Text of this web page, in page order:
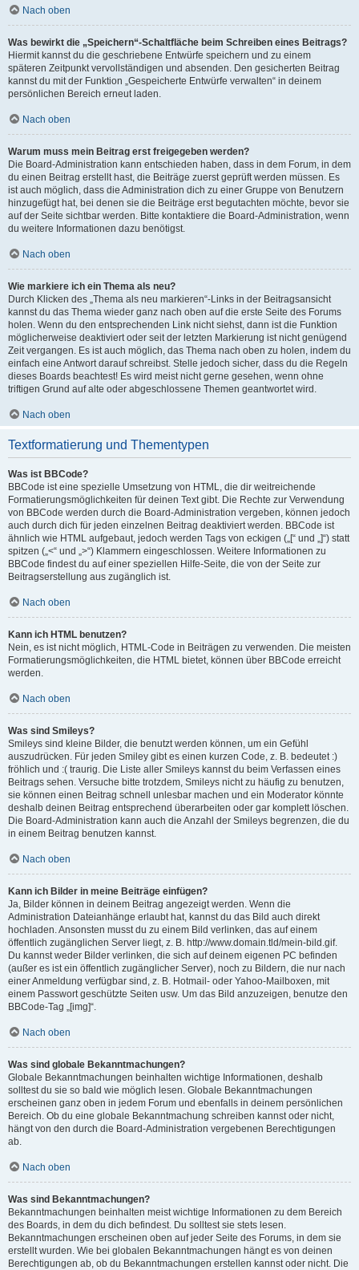
Nach oben
Was bewirkt die „Speichern“-Schaltfläche beim Schreiben eines Beitrags?
Hiermit kannst du die geschriebene Entwürfe speichern und zu einem
späteren Zeitpunkt vervollständigen und absenden. Den gesicherten Beitrag
kannst du mit der Funktion „Gespeicherte Entwürfe verwalten“ in deinem
persönlichen Bereich erneut laden.
Nach oben
Warum muss mein Beitrag erst freigegeben werden?
Die Board-Administration kann entschieden haben, dass in dem Forum, in dem
du einen Beitrag erstellt hast, die Beiträge zuerst geprüft werden müssen. Es
ist auch möglich, dass die Administration dich zu einer Gruppe von Benutzern
hinzugefügt hat, bei denen sie die Beiträge erst begutachten möchte, bevor sie
auf der Seite sichtbar werden. Bitte kontaktiere die Board-Administration, wenn
du weitere Informationen dazu benötigst.
Nach oben
Wie markiere ich ein Thema als neu?
Durch Klicken des „Thema als neu markieren“-Links in der Beitragsansicht
kannst du das Thema wieder ganz nach oben auf die erste Seite des Forums
holen. Wenn du den entsprechenden Link nicht siehst, dann ist die Funktion
möglicherweise deaktiviert oder seit der letzten Markierung ist nicht genügend
Zeit vergangen. Es ist auch möglich, das Thema nach oben zu holen, indem du
einfach eine Antwort darauf schreibst. Stelle jedoch sicher, dass du die Regeln
dieses Boards beachtest! Es wird meist nicht gerne gesehen, wenn ohne
triftigen Grund auf alte oder abgeschlossene Themen geantwortet wird.
Nach oben
Textformatierung und Thementypen
Was ist BBCode?
BBCode ist eine spezielle Umsetzung von HTML, die dir weitreichende
Formatierungsmöglichkeiten für deinen Text gibt. Die Rechte zur Verwendung
von BBCode werden durch die Board-Administration vergeben, können jedoch
auch durch dich für jeden einzelnen Beitrag deaktiviert werden. BBCode ist
ähnlich wie HTML aufgebaut, jedoch werden Tags von eckigen („[“ und „]“) statt
spitzen („<“ und „>“) Klammern eingeschlossen. Weitere Informationen zu
BBCode findest du auf einer speziellen Hilfe-Seite, die von der Seite zur
Beitragserstellung aus zugänglich ist.
Nach oben
Kann ich HTML benutzen?
Nein, es ist nicht möglich, HTML-Code in Beiträgen zu verwenden. Die meisten
Formatierungsmöglichkeiten, die HTML bietet, können über BBCode erreicht
werden.
Nach oben
Was sind Smileys?
Smileys sind kleine Bilder, die benutzt werden können, um ein Gefühl
auszudrücken. Für jeden Smiley gibt es einen kurzen Code, z. B. bedeutet :)
fröhlich und :( traurig. Die Liste aller Smileys kannst du beim Verfassen eines
Beitrags sehen. Versuche bitte trotzdem, Smileys nicht zu häufig zu benutzen,
sie können einen Beitrag schnell unlesbar machen und ein Moderator könnte
deshalb deinen Beitrag entsprechend überarbeiten oder gar komplett löschen.
Die Board-Administration kann auch die Anzahl der Smileys begrenzen, die du
in einem Beitrag benutzen kannst.
Nach oben
Kann ich Bilder in meine Beiträge einfügen?
Ja, Bilder können in deinem Beitrag angezeigt werden. Wenn die
Administration Dateianhänge erlaubt hat, kannst du das Bild auch direkt
hochladen. Ansonsten musst du zu einem Bild verlinken, das auf einem
öffentlich zugänglichen Server liegt, z. B. http://www.domain.tld/mein-bild.gif.
Du kannst weder Bilder verlinken, die sich auf deinem eigenen PC befinden
(außer es ist ein öffentlich zugänglicher Server), noch zu Bildern, die nur nach
einer Anmeldung verfügbar sind, z. B. Hotmail- oder Yahoo-Mailboxen, mit
einem Passwort geschützte Seiten usw. Um das Bild anzuzeigen, benutze den
BBCode-Tag „[img]“.
Nach oben
Was sind globale Bekanntmachungen?
Globale Bekanntmachungen beinhalten wichtige Informationen, deshalb
solltest du sie so bald wie möglich lesen. Globale Bekanntmachungen
erscheinen ganz oben in jedem Forum und ebenfalls in deinem persönlichen
Bereich. Ob du eine globale Bekanntmachung schreiben kannst oder nicht,
hängt von den durch die Board-Administration vergebenen Berechtigungen
ab.
Nach oben
Was sind Bekanntmachungen?
Bekanntmachungen beinhalten meist wichtige Informationen zu dem Bereich
des Boards, in dem du dich befindest. Du solltest sie stets lesen.
Bekanntmachungen erscheinen oben auf jeder Seite des Forums, in dem sie
erstellt wurden. Wie bei globalen Bekanntmachungen hängt es von deinen
Berechtigungen ab, ob du Bekanntmachungen erstellen kannst oder nicht. Die